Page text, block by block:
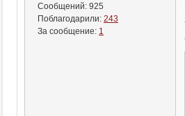
Сообщений: 925
Поблагодарили: 243
За сообщение: 1